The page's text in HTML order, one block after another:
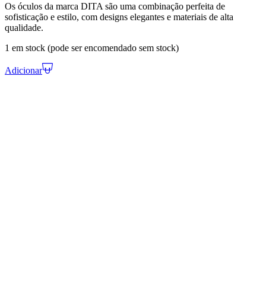
Os óculos da marca DITA são uma combinação perfeita de
sofisticação e estilo, com designs elegantes e materiais de alta
qualidade.
1 em stock (pode ser encomendado sem stock)
Adicionar